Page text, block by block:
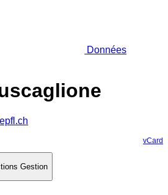
Données
vCard
Gestion